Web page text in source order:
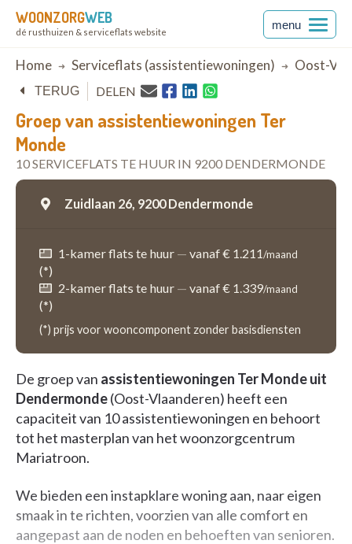
WOONZORGWEB
dé rusthuizen & serviceflats website
menu
Breadcrumb
Home Serviceflats (assistentiewoningen) Oost-
Groep van assistentiewoningen Ter
Monde
10 SERVICEFLATS TE HUUR IN 9200 DENDERMONDE
TERUG DELEN
Zuidlaan 26, 9200 Dendermonde
1-kamer flats te huur — vanaf € 1.211/maand
(*)
2-kamer flats te huur — vanaf € 1.339/maand
(*)
(*) prijs voor wooncomponent zonder basisdiensten
De groep van assistentiewoningen Ter Monde uit
Dendermonde(Oost-Vlaanderen) heeft een
capaciteit van 10 assistentiewoningen en behoort
tot het masterplan van het woonzorgcentrum
Mariatroon.
We bieden een instapklare woning aan, naar eigen
smaak in te richten, voorzien van alle comfort en
aangepast aan de noden en behoeften van senioren.